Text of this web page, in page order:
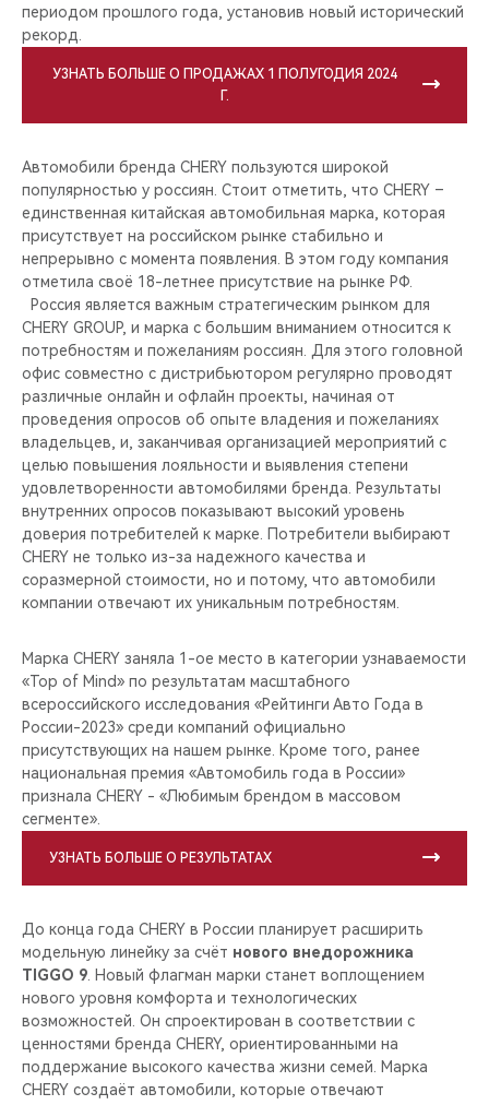
периодом прошлого года, установив новый исторический
рекорд.
УЗНАТЬ БОЛЬШЕ О ПРОДАЖАХ 1 ПОЛУГОДИЯ 2024
Г.
Автомобили бренда CHERY пользуются широкой
популярностью у россиян. Стоит отметить, что CHERY –
единственная китайская автомобильная марка, которая
присутствует на российском рынке стабильно и
непрерывно с момента появления. В этом году компания
отметила своё 18-летнее присутствие на рынке РФ.
Россия является важным стратегическим рынком для
CHERY GROUP, и марка с большим вниманием относится к
потребностям и пожеланиям россиян. Для этого головной
офис совместно с дистрибьютором регулярно проводят
различные онлайн и офлайн проекты, начиная от
проведения опросов об опыте владения и пожеланиях
владельцев, и, заканчивая организацией мероприятий с
целью повышения лояльности и выявления степени
удовлетворенности автомобилями бренда. Результаты
внутренних опросов показывают высокий уровень
доверия потребителей к марке. Потребители выбирают
CHERY не только из-за надежного качества и
соразмерной стоимости, но и потому, что автомобили
компании отвечают их уникальным потребностям.
Марка CHERY заняла 1-ое место в категории узнаваемости
«Top of Mind» по результатам масштабного
всероссийского исследования «Рейтинги Авто Года в
России-2023» среди компаний официально
присутствующих на нашем рынке. Кроме того, ранее
национальная премия «Автомобиль года в России»
признала CHERY - «Любимым брендом в массовом
сегменте».
УЗНАТЬ БОЛЬШЕ О РЕЗУЛЬТАТАХ
До конца года CHERY в России планирует расширить
модельную линейку за счёт нового внедорожника
TIGGO 9 . Новый флагман марки станет воплощением
нового уровня комфорта и технологических
возможностей. Он спроектирован в соответствии с
ценностями бренда CHERY, ориентированными на
поддержание высокого качества жизни семей. Марка
CHERY создаёт автомобили, которые отвечают